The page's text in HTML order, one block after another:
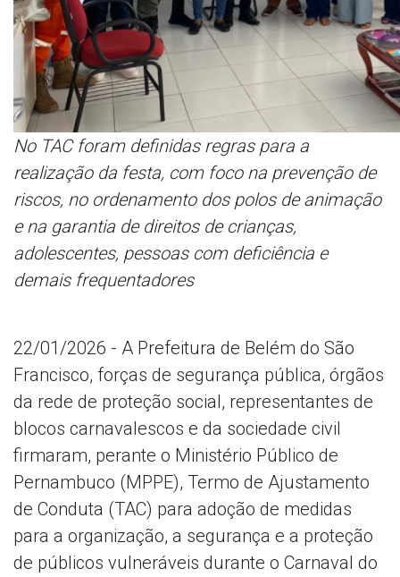
No TAC foram definidas regras para a
realização da festa, com foco na prevenção de
riscos, no ordenamento dos polos de animação
e na garantia de direitos de crianças,
adolescentes, pessoas com deficiência e
demais frequentadores
22/01/2026 - A Prefeitura de Belém do São
Francisco, forças de segurança pública, órgãos
da rede de proteção social, representantes de
blocos carnavalescos e da sociedade civil
firmaram, perante o Ministério Público de
Pernambuco (MPPE), Termo de Ajustamento
de Conduta (TAC) para adoção de medidas
para a organização, a segurança e a proteção
de públicos vulneráveis durante o Carnaval do